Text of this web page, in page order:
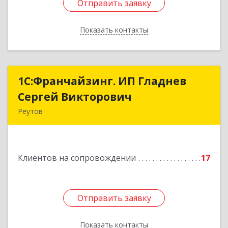
Отправить заявку
Показать контакты
Отправить заявку
Назад
1С:Франчайзинг. ИП Гладнев
Сергей Викторович
Реутов
Клиентов на сопровождении 17
Отправить заявку
Показать контакты
1С:Франчайзинг. ИП Гладнев
Сергей Викторович
Подробнее
Отправить заявку
Назад